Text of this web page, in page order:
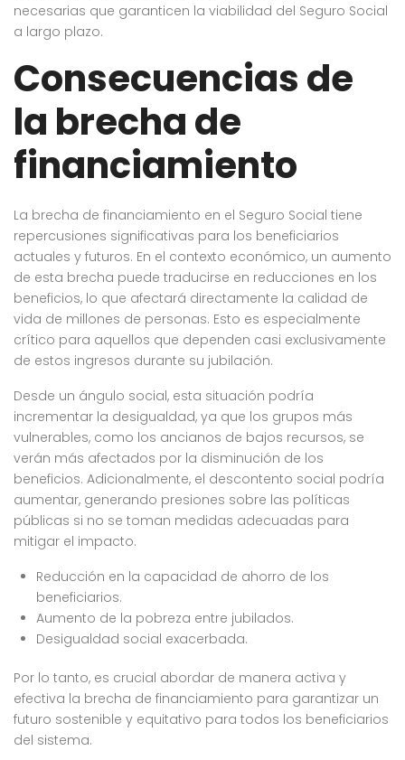
necesarias que garanticen la viabilidad del Seguro Social
a largo plazo.
Consecuencias de
la brecha de
financiamiento
La brecha de financiamiento en el Seguro Social tiene
repercusiones significativas para los beneficiarios
actuales y futuros. En el contexto económico, un aumento
de esta brecha puede traducirse en reducciones en los
beneficios, lo que afectará directamente la calidad de
vida de millones de personas. Esto es especialmente
crítico para aquellos que dependen casi exclusivamente
de estos ingresos durante su jubilación.
Desde un ángulo social, esta situación podría
incrementar la desigualdad, ya que los grupos más
vulnerables, como los ancianos de bajos recursos, se
verán más afectados por la disminución de los
beneficios. Adicionalmente, el descontento social podría
aumentar, generando presiones sobre las políticas
públicas si no se toman medidas adecuadas para
mitigar el impacto.
Reducción en la capacidad de ahorro de los
beneficiarios.
Aumento de la pobreza entre jubilados.
Desigualdad social exacerbada.
Por lo tanto, es crucial abordar de manera activa y
efectiva la brecha de financiamiento para garantizar un
futuro sostenible y equitativo para todos los beneficiarios
del sistema.